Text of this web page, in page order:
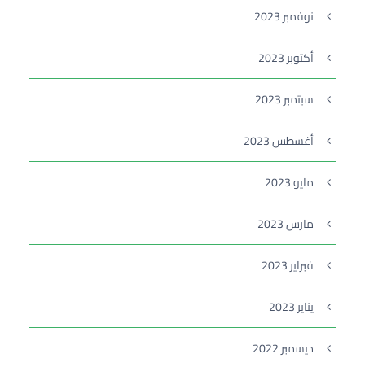
نوفمبر 2023
أكتوبر 2023
سبتمبر 2023
أغسطس 2023
مايو 2023
مارس 2023
فبراير 2023
يناير 2023
ديسمبر 2022